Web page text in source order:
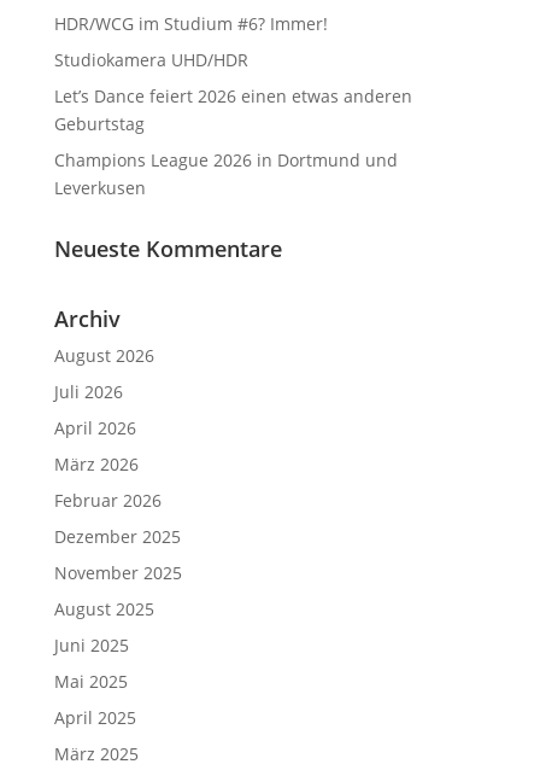
HDR/WCG im Studium #6? Immer!
Studiokamera UHD/HDR
Let’s Dance feiert 2026 einen etwas anderen
Geburtstag
Champions League 2026 in Dortmund und
Leverkusen
Neueste Kommentare
Archiv
August 2026
Juli 2026
April 2026
März 2026
Februar 2026
Dezember 2025
November 2025
August 2025
Juni 2025
Mai 2025
April 2025
März 2025